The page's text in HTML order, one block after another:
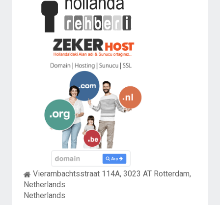
Vierambachtsstraat 114A, 3023 AT Rotterdam,
Netherlands
Netherlands